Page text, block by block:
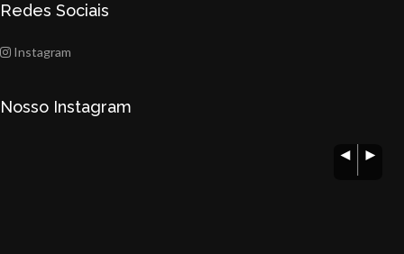
Redes Sociais
Instagram
Nosso Instagram